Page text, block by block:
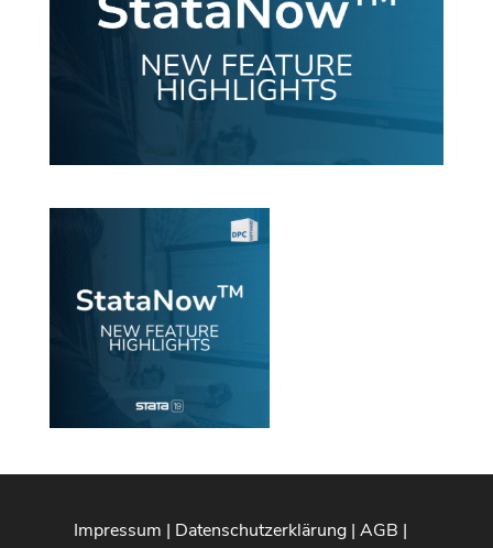
Impressum | Datenschutzerklärung |AGB |